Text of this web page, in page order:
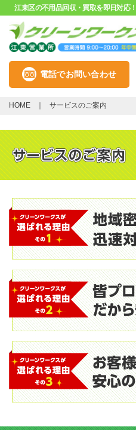
江東区の不用品回収・買取を即日対応
電話でお問い合わせ
HOME サービスのご案内